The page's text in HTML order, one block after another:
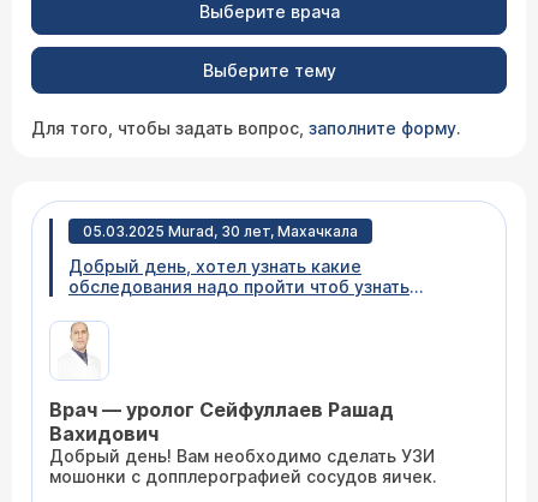
Выберите врача
Выберите тему
Для того, чтобы задать вопрос, заполните форму.
05.03.2025 Murad, 30 лет, Махачкала
Добрый день, хотел узнать какие
обследования надо пройти чтоб узнать
левосторонний ложный крипторхизм.
Мошонка слева выше выглядит это тоже
беспокоит как быть если кожа не развилась
размерам яичко вроде нормальное но всё
равно хотелось бы обследоваться не знаю с
чего начать?
Врач — уролог Сейфуллаев Рашад
Вахидович
Добрый день! Вам необходимо сделать УЗИ
мошонки с допплерографией сосудов яичек.